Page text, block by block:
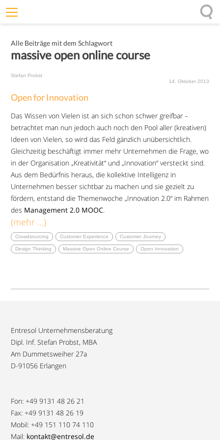
Offenheit
Ursprung
Impulse
Alle Beiträge mit dem Schlagwort
massive open online course
Stefan Probst
14. Oktober 2013
Open for Innovation
Das Wissen von Vielen ist an sich schon schwer greifbar –
betrachtet man nun jedoch auch noch den Pool aller (kreativen)
Ideen von Vielen, so wird das Feld gänzlich unübersichtlich.
Gleichzeitig beschäftigt immer mehr Unternehmen die Frage, wo
in der Organisation „Kreativität“ und „Innovation“ versteckt sind.
Aus dem Bedürfnis heraus, die kollektive Intelligenz in
Unternehmen besser sichtbar zu machen und sie gezielt zu
fördern, entstand die Themenwoche „Innovation 2.0“ im Rahmen
des Management 2.0 MOOC.
(mehr …)
Crowdsourcing Customer Experience Customer Journey
Design Thinking Massive Open Online Course Open Innovation
Entresol Unternehmensberatung
Dipl. Inf. Stefan Probst, MBA
Am Dummetsweiher 27a
D-91056 Erlangen
Fon: +49 9131 48 26 21
Fax: +49 9131 48 26 19
Mobil: +49 151 110 74 110
Mail: kontakt@entresol.de